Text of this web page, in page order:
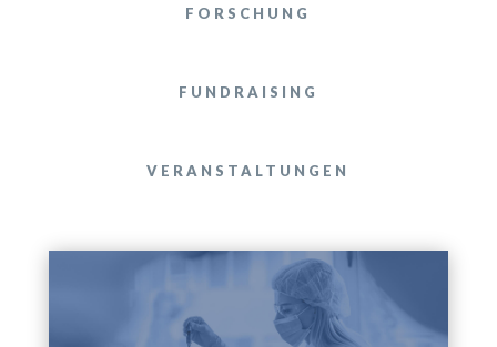
FORSCHUNG
FUNDRAISING
VERANSTALTUNGEN